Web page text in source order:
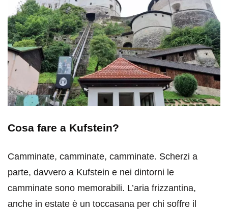
Cosa fare a Kufstein?
Camminate, camminate, camminate. Scherzi a
parte, davvero a Kufstein e nei dintorni le
camminate sono memorabili. L’aria frizzantina,
anche in estate è un toccasana per chi soffre il